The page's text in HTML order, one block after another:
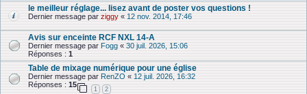
le meilleur réglage... lisez avant de poster vos questions !
Dernier message par ziggy « 12 nov. 2014, 17:46
Avis sur enceinte RCF NXL 14-A
Dernier message par Fogg « 30 juil. 2026, 15:06
Réponses : 1
Table de mixage numérique pour une église
Dernier message par RenZO « 12 juil. 2026, 16:32
Réponses : 15
1 2